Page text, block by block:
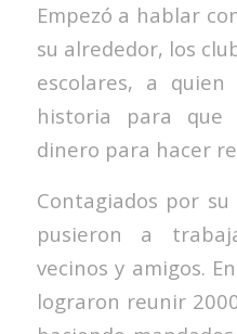
Empezó a hablar
su alrededor, los
escolares, a quien
historia para que
dinero para hacer
Contagiados por
pusieron a
vecinos y amigos.
lograron reunir